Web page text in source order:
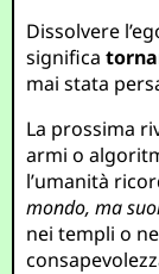
Dissolvere
significa
mai stata
La prossima
armi o
l’umanità
mondo, ma
nei templi o